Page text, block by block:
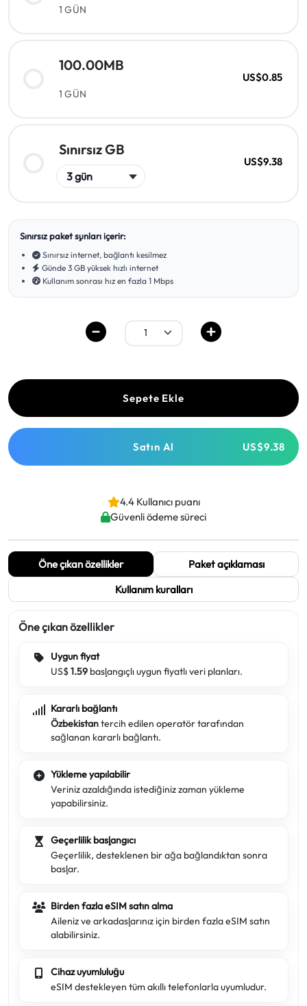
1 GÜN
100.00MB
1 GÜN
US$0.85
Sınırsız GB
US$9.38
Sınırsız paket şunları içerir:
Sınırsız internet, bağlantı kesilmez
Günde 3 GB yüksek hızlı internet
Kullanım sonrası hız en fazla 1 Mbps
Sepete Ekle
Satın Al US$9.38
4.4 Kullanıcı puanı
Güvenli ödeme süreci
Öne çıkan özellikler
Paket açıklaması
Kullanım kuralları
Öne çıkan özellikler
Uygun fiyat
US$1.59 başlangıçlı uygun fiyatlı veri planları.
Kararlı bağlantı
Özbekistantercih edilen operatör tarafından
sağlanan kararlı bağlantı.
Yükleme yapılabilir
Veriniz azaldığında istediğiniz zaman yükleme
yapabilirsiniz.
Geçerlilik başlangıcı
Geçerlilik, desteklenen bir ağa bağlandıktan sonra
başlar.
Birden fazla eSIM satın alma
Aileniz ve arkadaşlarınız için birden fazla eSIM satın
alabilirsiniz.
Cihaz uyumluluğu
eSIM destekleyen tüm akıllı telefonlarla uyumludur.